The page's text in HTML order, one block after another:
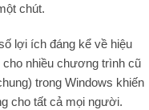
chút.
lợi ích đáng kể về hiệu
nhiều chương trình cũ
trong Windows khiến
cho tất cả mọi người.